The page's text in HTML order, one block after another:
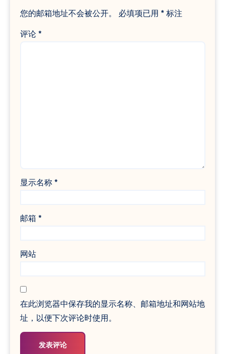
您的邮箱地址不会被公开。 必填项已用 *标注
评论 *
显示名称 *
邮箱 *
网站
在此浏览器中保存我的显示名称、邮箱地址和网站地
址，以便下次评论时使用。